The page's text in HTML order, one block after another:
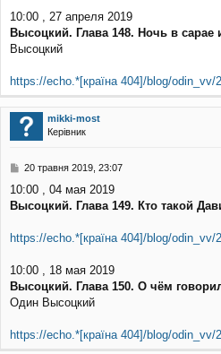
е
н
н
10:00 , 27 апреля 2019
Высоцкий. Глава 148. Ночь в сарае
Высоцкий
https://echo.*[країна 404]/blog/odin_vv/
mikki-most
Керівник
П
в
і
о
м
е
н
н
20 травня 2019, 23:07
10:00 , 04 мая 2019
Высоцкий. Глава 149. Кто такой
https://echo.*[країна 404]/blog/odin_vv/
10:00 , 18 мая 2019
Высоцкий. Глава 150. О чём
Один Высоцкий
https://echo.*[країна 404]/blog/odin_vv/